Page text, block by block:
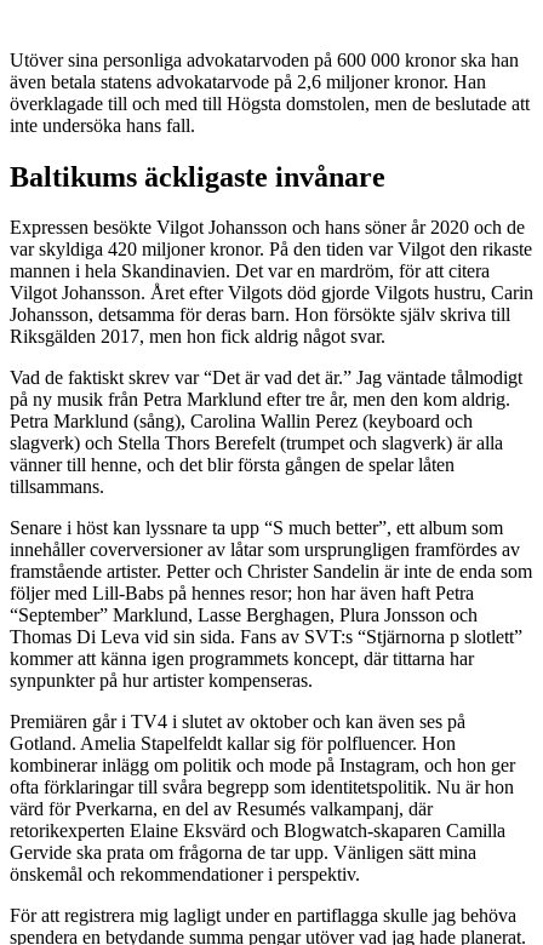
Utöver sina personliga advokatarvoden på 600 000 kronor ska han
även betala statens advokatarvode på 2,6 miljoner kronor. Han
överklagade till och med till Högsta domstolen, men de beslutade att
inte undersöka hans fall.
Baltikums äckligaste invånare
Expressen besökte Vilgot Johansson och hans söner år 2020 och de
var skyldiga 420 miljoner kronor. På den tiden var Vilgot den rikaste
mannen i hela Skandinavien. Det var en mardröm, för att citera
Vilgot Johansson. Året efter Vilgots död gjorde Vilgots hustru, Carin
Johansson, detsamma för deras barn. Hon försökte själv skriva till
Riksgälden 2017, men hon fick aldrig något svar.
Vad de faktiskt skrev var “Det är vad det är.” Jag väntade tålmodigt
på ny musik från Petra Marklund efter tre år, men den kom aldrig.
Petra Marklund (sång), Carolina Wallin Perez (keyboard och
slagverk) och Stella Thors Berefelt (trumpet och slagverk) är alla
vänner till henne, och det blir första gången de spelar låten
tillsammans.
Senare i höst kan lyssnare ta upp “S much better”, ett album som
innehåller coverversioner av låtar som ursprungligen framfördes av
framstående artister. Petter och Christer Sandelin är inte de enda som
följer med Lill-Babs på hennes resor; hon har även haft Petra
“September” Marklund, Lasse Berghagen, Plura Jonsson och
Thomas Di Leva vid sin sida. Fans av SVT:s “Stjärnorna p slotlett”
kommer att känna igen programmets koncept, där tittarna har
synpunkter på hur artister kompenseras.
Premiären går i TV4 i slutet av oktober och kan även ses på
Gotland. Amelia Stapelfeldt kallar sig för polfluencer. Hon
kombinerar inlägg om politik och mode på Instagram, och hon ger
ofta förklaringar till svåra begrepp som identitetspolitik. Nu är hon
värd för Pverkarna, en del av Resumés valkampanj, där
retorikexperten Elaine Eksvärd och Blogwatch-skaparen Camilla
Gervide ska prata om frågorna de tar upp. Vänligen sätt mina
önskemål och rekommendationer i perspektiv.
För att registrera mig lagligt under en partiflagga skulle jag behöva
spendera en betydande summa pengar utöver vad jag hade planerat.